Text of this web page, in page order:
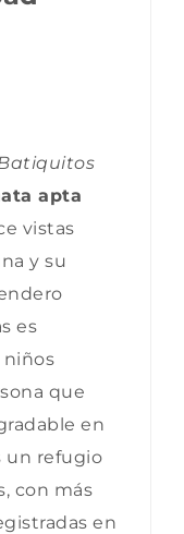
apta
vistas
y su
es
niños
que
en
un refugio
con más
en